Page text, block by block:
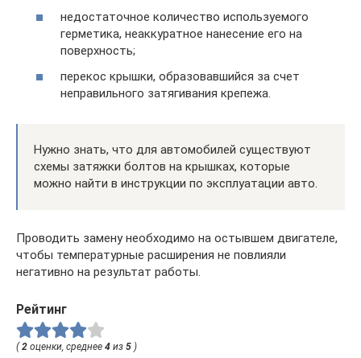
недостаточное количество используемого
герметика, неаккуратное нанесение его на
поверхность;
перекос крышки, образовавшийся за счет
неправильного затягивания крепежа.
Нужно знать, что для автомобилей существуют
схемы затяжки болтов на крышках, которые
можно найти в инструкции по эксплуатации авто.
Проводить замену необходимо на остывшем двигателе,
чтобы температурные расширения не повлияли
негативно на результат работы.
Рейтинг
( 2 оценки, среднее 4 из 5 )